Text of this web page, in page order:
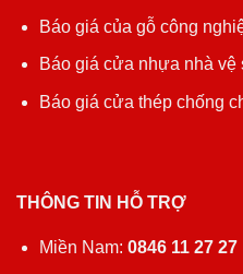
Báo giá của gỗ công
Báo giá cửa nhựa nhà vệ
Báo giá cửa thép chống
THÔNG TIN HỖ TRỢ
Miền Nam: 0846 11 27 27